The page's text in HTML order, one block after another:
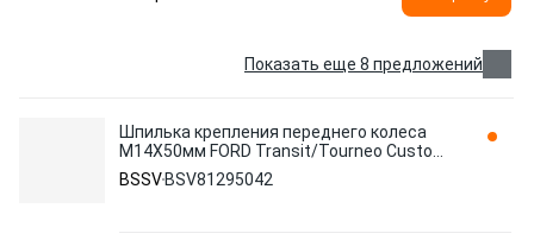
Показать еще 8 предложений
Шпилька крепления переднего колеса
M14X50мм FORD Transit/Tourneo Сustom
12- FORD Transit BSV81295042 BSSV
BSSV BSV81295042